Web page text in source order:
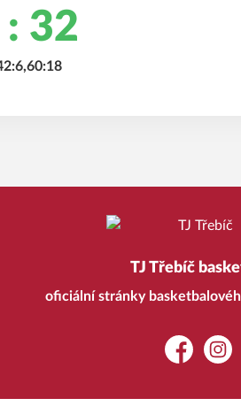
32
TJ Třebíč
oficiální stránky
Facebook